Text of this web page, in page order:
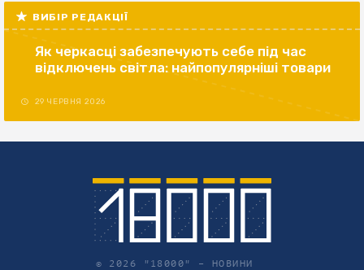
ВИБІР РЕДАКЦІЇ
Як черкасці забезпечують себе під час
відключень світла: найпопулярніші товари
29 ЧЕРВНЯ 2026
© 2026 "18000" – НОВИНИ